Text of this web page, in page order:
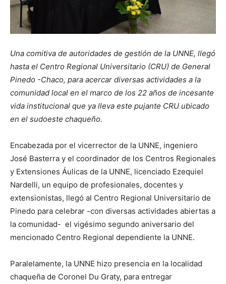
Una comitiva de autoridades de gestión de la UNNE, llegó
hasta el Centro Regional Universitario (CRU) de General
Pinedo -Chaco, para acercar diversas actividades a la
comunidad local en el marco de los 22 años de incesante
vida institucional que ya lleva este pujante CRU ubicado
en el sudoeste chaqueño.
Encabezada por el vicerrector de la UNNE, ingeniero
José Basterra y el coordinador de los Centros Regionales
y Extensiones Áulicas de la UNNE, licenciado Ezequiel
Nardelli, un equipo de profesionales, docentes y
extensionistas, llegó al Centro Regional Universitario de
Pinedo para celebrar -con diversas actividades abiertas a
la comunidad- el vigésimo segundo aniversario del
mencionado Centro Regional dependiente la UNNE.
Paralelamente, la UNNE hizo presencia en la localidad
chaqueña de Coronel Du Graty, para entregar